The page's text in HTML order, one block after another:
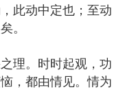
此动中定也；至动
。
理。时时起观，功
，都由情见。情为